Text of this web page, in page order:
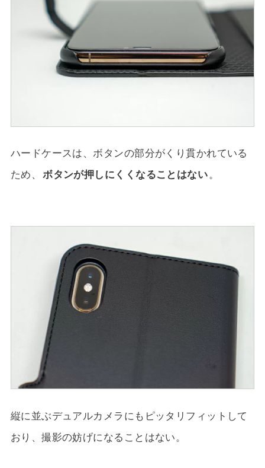
ハードケースは、ボタンの部分がくり貫かれている
ため、 ボタンが押しにくくなることはない。
縦に並ぶデュアルカメラにもピッタリフィットして
おり、撮影の妨げになることはない。